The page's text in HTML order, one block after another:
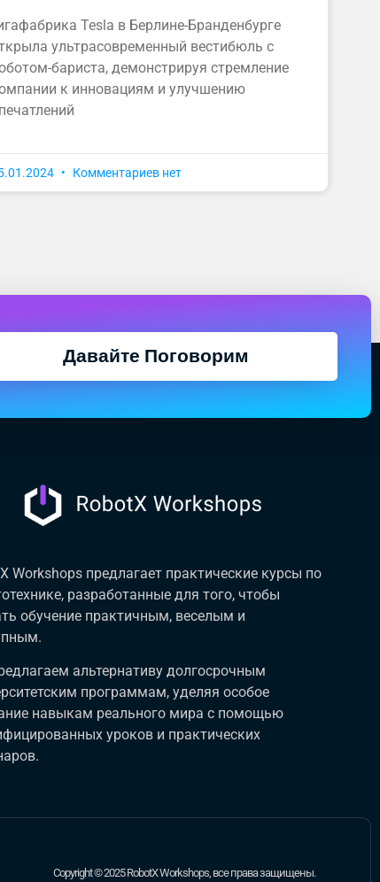
Tesla в Берлине-Бранденбурге
ультрасовременный вестибюль с
бариста, демонстрируя стремление
к инновациям и улучшению
Комментариев нет
Давайте Поговорим
Workshops предлагает практические курсы по
разработанные для того, чтобы
обучение практичным, веселым и
альтернативу долгосрочным
программам, уделяя особое
навыкам реального мира с помощью
уроков и практических
Copyright © 2025 RobotX Workshops, все права защищены.